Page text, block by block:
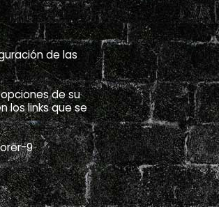
de las
de su
los links que se
9